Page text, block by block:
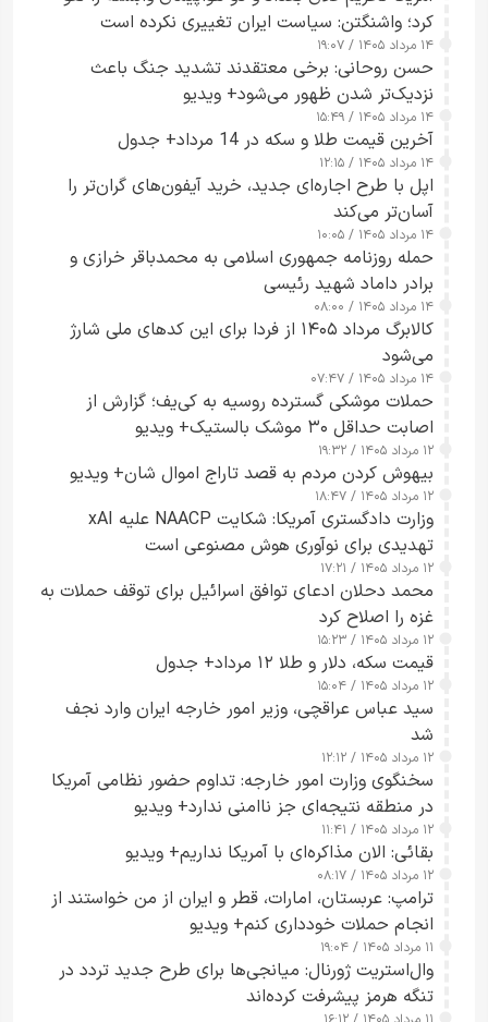
کرد؛ واشنگتن: سیاست ایران تغییری نکرده است
۱۴ مرداد ۱۴۰۵ / ۱۹:۰۷
حسن روحانی: برخی معتقدند تشدید جنگ باعث
نزدیک‌تر شدن ظهور می‌شود+ ویدیو
۱۴ مرداد ۱۴۰۵ / ۱۵:۴۹
آخرین قیمت طلا و سکه در 14 مرداد+ جدول
۱۴ مرداد ۱۴۰۵ / ۱۲:۱۵
اپل با طرح اجاره‌ای جدید، خرید آیفون‌های گران‌تر را
آسان‌تر می‌کند
۱۴ مرداد ۱۴۰۵ / ۱۰:۰۵
حمله روزنامه جمهوری اسلامی به محمدباقر خرازی و
برادر داماد شهید رئیسی
۱۴ مرداد ۱۴۰۵ / ۰۸:۰۰
کالابرگ مرداد ۱۴۰۵ از فردا برای این کدهای ملی شارژ
می‌شود
۱۴ مرداد ۱۴۰۵ / ۰۷:۴۷
حملات موشکی گسترده روسیه به کی‌یف؛ گزارش از
اصابت حداقل ۳۰ موشک بالستیک+ ویدیو
۱۲ مرداد ۱۴۰۵ / ۱۹:۳۲
بیهوش کردن مردم به قصد تاراج اموال شان+ ویدیو
۱۲ مرداد ۱۴۰۵ / ۱۸:۴۷
وزارت دادگستری آمریکا: شکایت NAACP علیه xAI
تهدیدی برای نوآوری هوش مصنوعی است
۱۲ مرداد ۱۴۰۵ / ۱۷:۲۱
محمد دحلان ادعای توافق اسرائیل برای توقف حملات به
غزه را اصلاح کرد
۱۲ مرداد ۱۴۰۵ / ۱۵:۲۳
قیمت سکه، دلار و طلا ۱۲ مرداد+ جدول
۱۲ مرداد ۱۴۰۵ / ۱۵:۰۴
سید عباس عراقچی، وزیر امور خارجه ایران وارد نجف
شد
۱۲ مرداد ۱۴۰۵ / ۱۲:۱۲
سخنگوی وزارت امور خارجه: تداوم حضور نظامی آمریکا
در منطقه نتیجه‌ای جز ناامنی ندارد+ ویدیو
۱۲ مرداد ۱۴۰۵ / ۱۱:۴۱
بقائی: الان مذاکره‌ای با آمریکا نداریم+ ویدیو
۱۲ مرداد ۱۴۰۵ / ۰۸:۱۷
ترامپ: عربستان، امارات، قطر و ایران از من خواستند از
انجام حملات خودداری کنم+ ویدیو
۱۱ مرداد ۱۴۰۵ / ۱۹:۰۴
وال‌استریت ژورنال: میانجی‌ها برای طرح جدید تردد در
تنگه هرمز پیشرفت کرده‌اند